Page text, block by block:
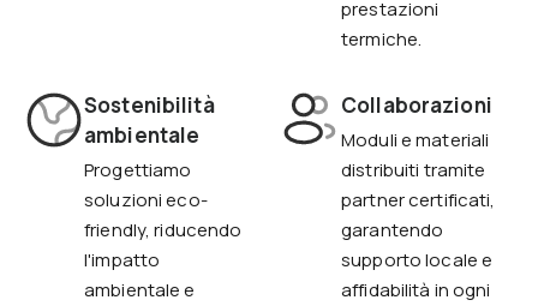
prestazioni
termiche.
Sostenibilità
ambientale
Progettiamo
soluzioni eco-
friendly, riducendo
l'impatto
ambientale e
Collaborazioni
Moduli e materiali
distribuiti tramite
partner certificati,
garantendo
supporto locale e
affidabilità in ogni